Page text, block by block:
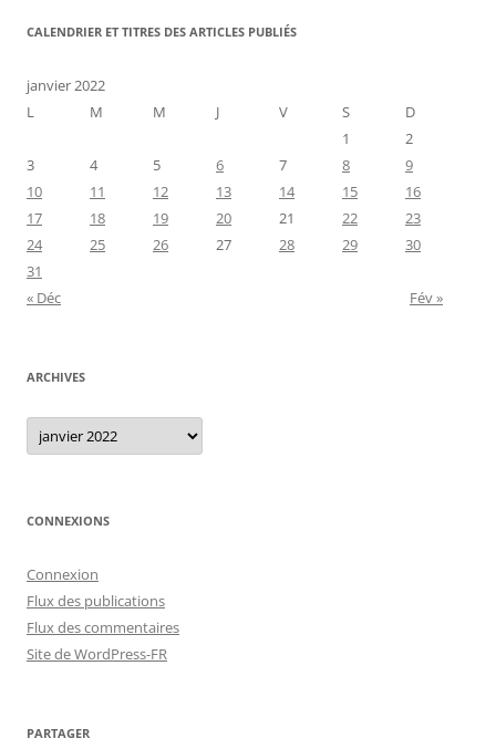
CALENDRIER ET TITRES DES ARTICLES PUBLIÉS
janvier 2022
L
M M J V S
D
1
2
3
4 5 6 7 8
9
10
11 12 13 14 15
16
17
18 19 20 21 22
23
24
25 26 27 28 29
30
31
« Déc
Fév »
ARCHIVES
Archives
CONNEXIONS
Connexion
Flux des publications
Flux des commentaires
Site de WordPress-FR
PARTAGER